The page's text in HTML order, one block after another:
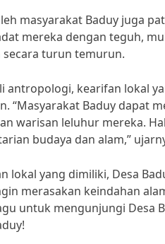
masyarakat Baduy juga
mereka dengan teguh,
secara turun temurun.
antropologi, kearifan lokal
“Masyarakat Baduy dapat
warisan leluhur mereka.
budaya dan alam,”
lokal yang dimiliki, Desa
merasakan keindahan
untuk mengunjungi Desa